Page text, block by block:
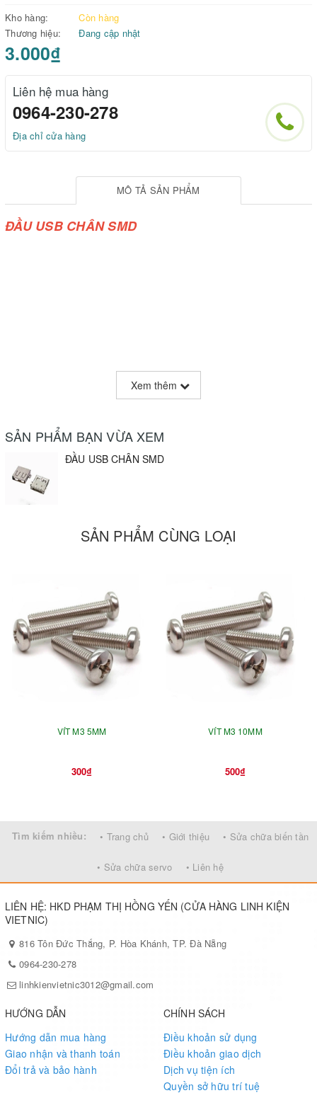
Kho hàng:
Còn hàng
Thương hiệu:
Đang cập nhật
3.000₫
Liên hệ mua hàng
0964-230-278
Địa chỉ cửa hàng
MÔ TẢ SẢN PHẨM
ĐẦU USB CHÂN SMD
Xem thêm
SẢN PHẨM BẠN VỪA XEM
ĐẦU USB CHÂN SMD
SẢN PHẨM CÙNG LOẠI
VÍT M3 5MM
300₫
VÍT M3 10MM
500₫
Tìm kiếm nhiều: • Trang chủ • Giới thiệu • Sửa chữa biến tần
• Sửa chữa servo • Liên hệ
LIÊN HỆ: HKD PHẠM THỊ HỒNG YẾN (CỬA HÀNG LINH KIỆN
VIETNIC)
816 Tôn Đức Thắng, P. Hòa Khánh, TP. Đà Nẵng
0964-230-278
linhkienvietnic3012@gmail.com
HƯỚNG DẪN
Hướng dẫn mua hàng
Giao nhận và thanh toán
Đổi trả và bảo hành
CHÍNH SÁCH
Điều khoản sử dụng
Điều khoản giao dịch
Dịch vụ tiện ích
Quyền sở hữu trí tuệ